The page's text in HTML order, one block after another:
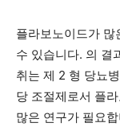
플라보노이드가 많
수 있습니다. 의 결
취는 제 2 형 당뇨
당 조절제로서 플
많은 연구가 필요